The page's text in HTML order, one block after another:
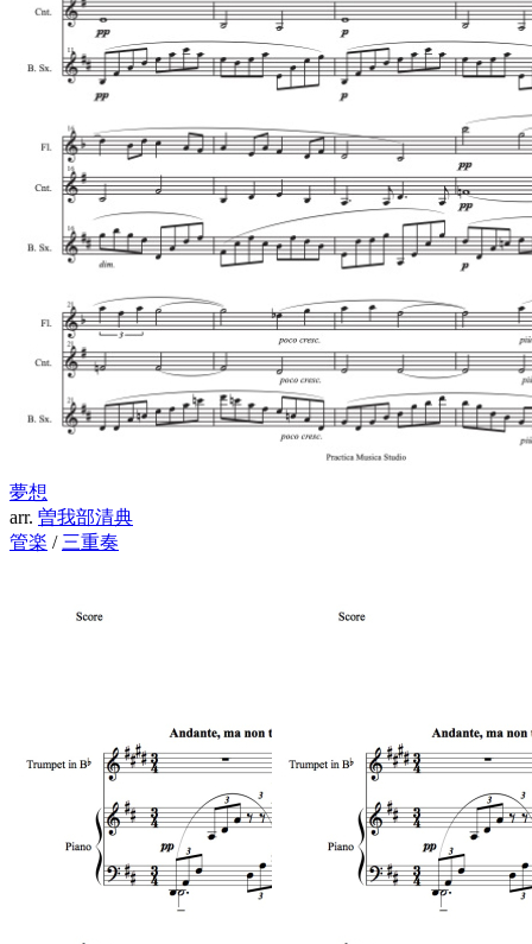
夢想
arr. 曽我部清典
管楽 / 三重奏